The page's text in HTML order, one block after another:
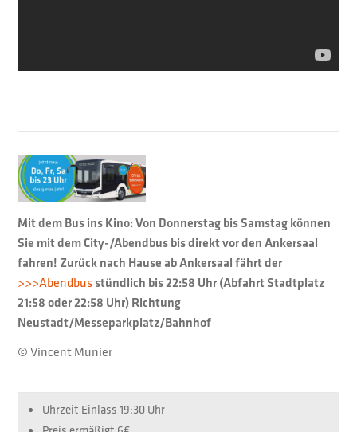
Mit dem Bus ins Kino: Von Donnerstag bis Samstag können
Sie mit dem City-/Abendbus bis direkt vor den Ankersaal
fahren! Zurück nach Hause ab Ankersaal fährt der
>>>Abendbusstündlich bis 22:58 Uhr (Abfahrt Stadtplatz
21:58 oder 22:58 Uhr) Richtung
Neustadt/Messeparkplatz/Bahnhof
© Vincent Munier
Uhrzeit Einlass 19:30 Uhr